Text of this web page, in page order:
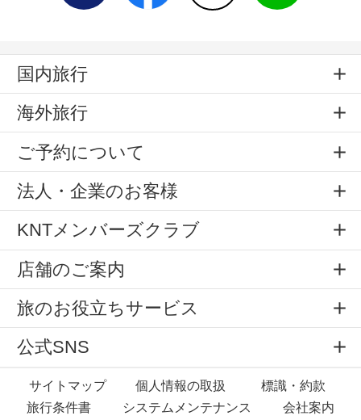
国内旅行
海外旅行
ご予約について
法人・企業のお客様
KNTメンバーズクラブ
店舗のご案内
旅のお役立ちサービス
公式SNS
サイトマップ 個人情報の取扱
標識・約款
旅行条件書
システムメンテナンス 会社案内